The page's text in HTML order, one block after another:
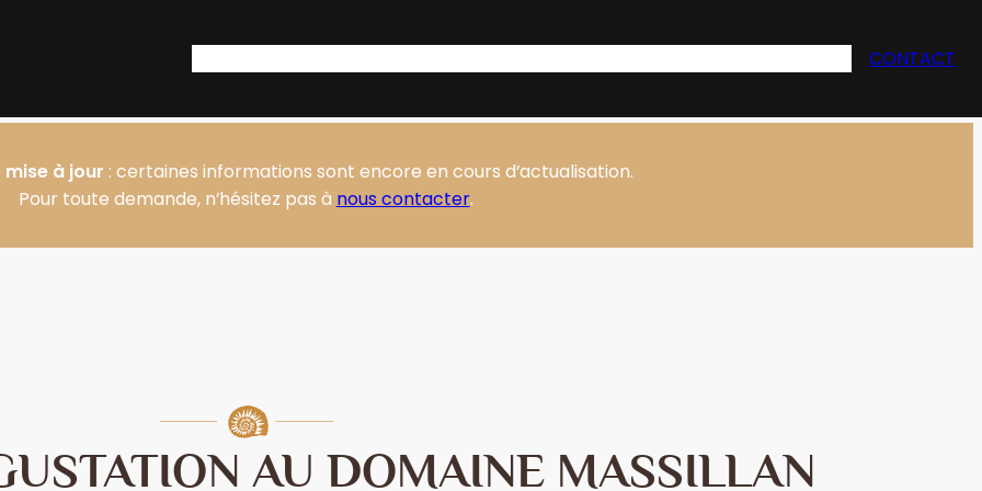
mise à jour : certaines informations sont encore en cours d’actualisation.
Pour toute demande, n’hésitez pas à nous contacter.
CONTACT
AU DOMAINE MASSILLAN